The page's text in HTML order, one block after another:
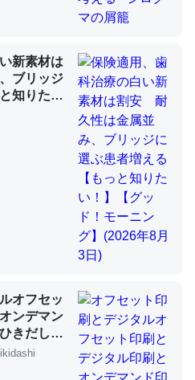
も酸素も不足してて両方に不
では」とあって面白い。海に
ミグモ）はカルシウムを使わ
、酵素が違うのか？
の大問題＝「昆虫はなぜ海にいな
足類だと殻を無くしてナメク
の大問題＝「昆虫はなぜ海にいな
新素材は
ブリッジ
知りた
グ】
オフセッ
ンデマン
ひきだし